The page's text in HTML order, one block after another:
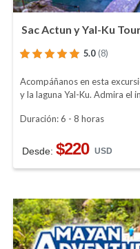
Sac Actun y Yal-Ku
5.0 (8)
Acompáñanos en esta
y la laguna Yal-Ku. Admira el
Duración: 6 - 8 horas
Desde: $220 USD